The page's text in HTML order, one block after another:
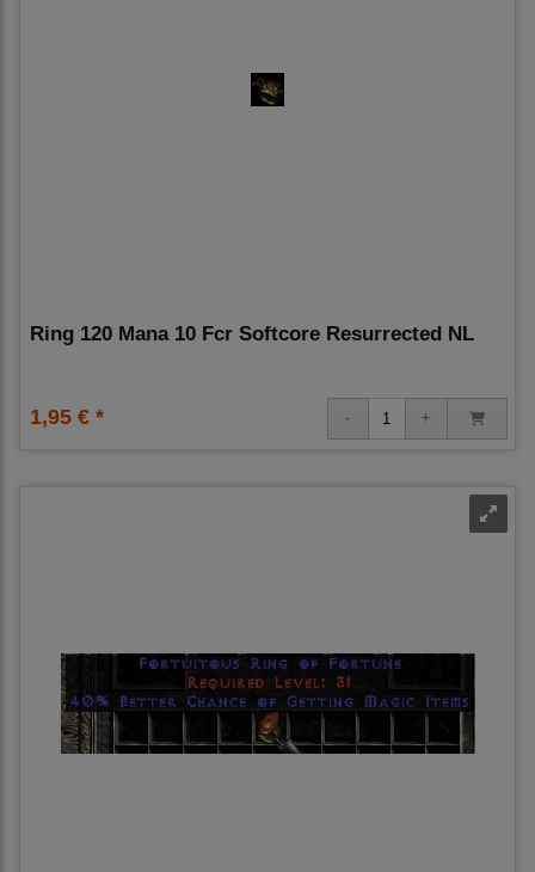
Ring 120 Mana 10 Fcr Softcore Resurrected NL
1,95 € *